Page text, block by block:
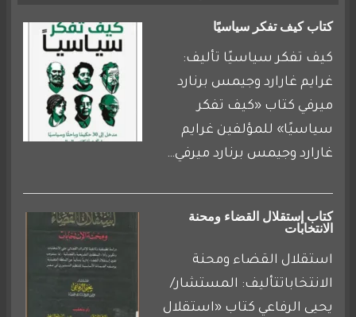
كتاب كيف تفكر سياسيًا
كيف تفكر سياسيًا تأليف:
غرايم غارارد وجيمس برنارد
ميرفي كتاب «كيف تفكر
سياسيًا» للمؤلفين غرايم
غارارد وجيمس برنارد ميرفي…
كتاب إستقلال القضاء ومحنة
الانتخابات
استقلال القضاء ومحنة
الانتخاباتتأليف: المستشار/
يحيى الرفاعي كتاب «استقلال